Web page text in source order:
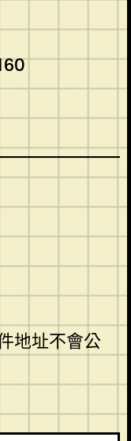
地址不會公